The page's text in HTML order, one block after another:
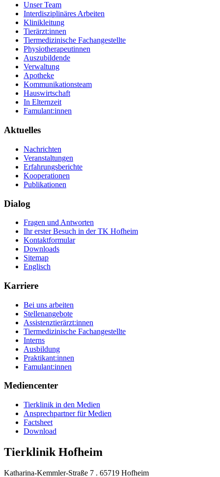
Unser Team
Interdisziplinäres Arbeiten
Klinikleitung
Tierärzt:innen
Tiermedizinische Fachangestellte
Physiotherapeutinnen
Auszubildende
Verwaltung
Apotheke
Kommunikationsteam
Hauswirtschaft
In Elternzeit
Famulant:innen
Aktuelles
Nachrichten
Veranstaltungen
Erfahrungsberichte
Kooperationen
Publikationen
Dialog
Fragen und Antworten
Ihr erster Besuch in der TK Hofheim
Kontaktformular
Downloads
Sitemap
Englisch
Karriere
Bei uns arbeiten
Stellenangebote
Assistenztierärzt:innen
Tiermedizinische Fachangestellte
Interns
Ausbildung
Praktikant:innen
Famulant:innen
Mediencenter
Tierklinik in den Medien
Ansprechpartner für Medien
Factsheet
Download
Tierklinik Hofheim
Katharina-Kemmler-Straße 7 . 65719 Hofheim